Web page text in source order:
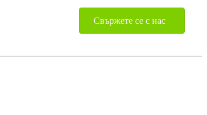
Свържете се с нас